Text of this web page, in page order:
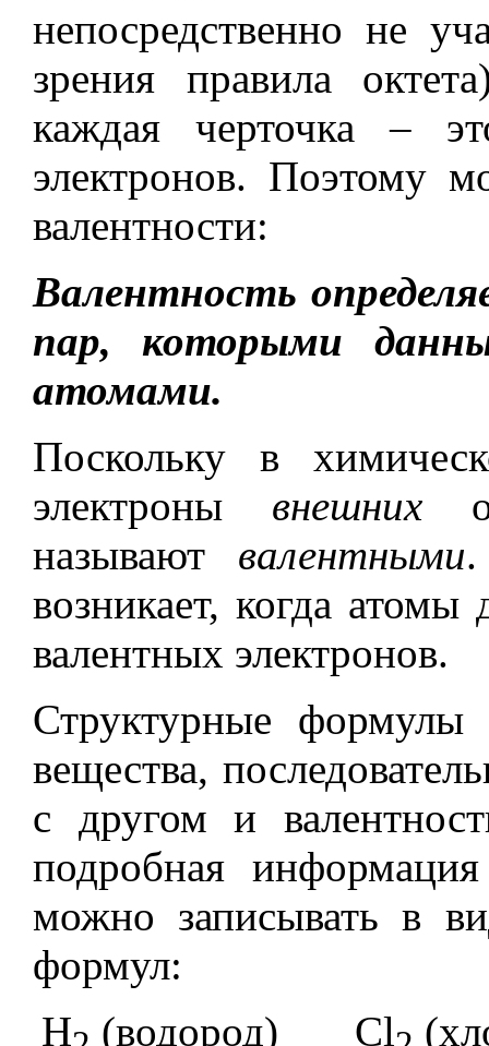
непосредственно не
зрения правила
каждая черточка –
электронов. Поэтому
валентности:
Валентность
пар, которыми
атомами.
Поскольку в
электроны внешних
называют валентными.
возникает, когда
валентных электронов.
Структурные формулы
вещества,
с другом и
подробная
можно записывать в
формул:
H
(водород) Cl